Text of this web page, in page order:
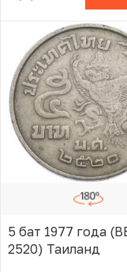
5 бат 1977 года
2520) Таиланд